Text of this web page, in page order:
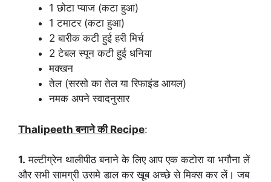
1 छोटा प्याज (कटा हुआ)
1 टमाटर (कटा हुआ)
2 बारीक कटी हुई हरी मिर्च
2 टेबल स्पून कटी हुई धनिया
मक्खन
तेल (सरसो का तेल या रिफाइंड आयल)
नमक अपने स्वादनुसार
Thalipeeth बनाने की Recipe:
1. मल्टीग्रेन थालीपीठ बनाने के लिए आप एक कटोरा या भगौना लें
और सभी सामग्री उसमे डाल कर खूब अच्छे से मिक्स कर लें। जब